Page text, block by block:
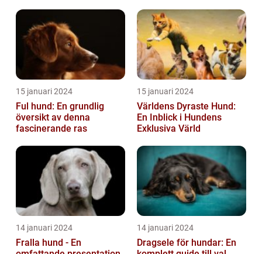
15 januari 2024
Ful hund: En grundlig
översikt av denna
fascinerande ras
15 januari 2024
Världens Dyraste Hund:
En Inblick i Hundens
Exklusiva Värld
14 januari 2024
Fralla hund - En
14 januari 2024
Dragsele för hundar: En